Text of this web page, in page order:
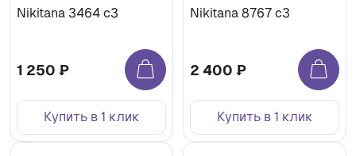
Nikitana 3464 c3
1 250 ₽
Купить в 1 клик
Nikitana 8767 c3
2 400 ₽
Купить в 1 клик